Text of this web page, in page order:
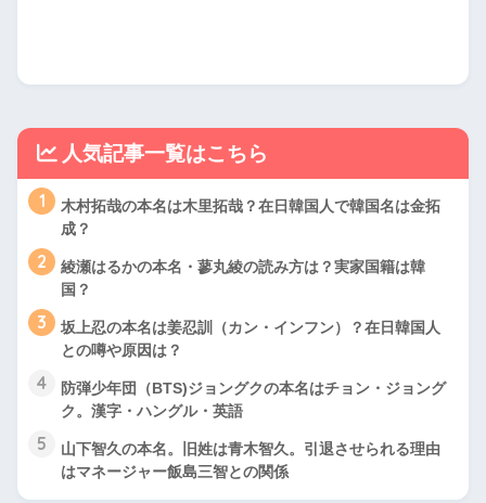
人気記事一覧はこちら
1
木村拓哉の本名は木里拓哉？在日韓国人で韓国名は金拓
成？
2
綾瀬はるかの本名・蓼丸綾の読み方は？実家国籍は韓
国？
3
坂上忍の本名は姜忍訓（カン・インフン）？在日韓国人
との噂や原因は？
4
防弾少年団（BTS)ジョングクの本名はチョン・ジョング
ク。漢字・ハングル・英語
5
山下智久の本名。旧姓は青木智久。引退させられる理由
はマネージャー飯島三智との関係